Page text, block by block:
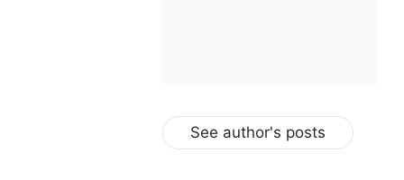
See author's posts